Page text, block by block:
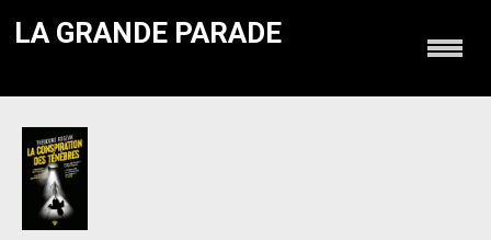
LA GRANDE PARADE